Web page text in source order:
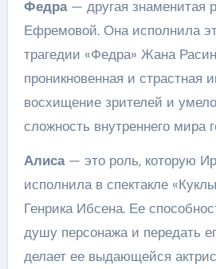
Федра— другая знаменитая
Ефремовой. Она исполнила
трагедии «Федра» Жана
проникновенная и страстная
восхищение зрителей и
сложность внутреннего мира
Алиса— это роль, которую
исполнила в спектакле
Генрика Ибсена. Ее
душу персонажа и передать
делает ее выдающейся